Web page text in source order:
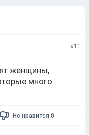
#11
женщины,
много
Не нравится 0